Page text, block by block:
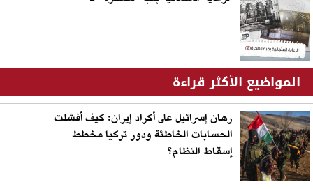
المواضيع الأكثر قراءة
رهان إسرائيل على أكراد إيران: كيف أفشلت
الحسابات الخاطئة ودور تركيا مخطط
إسقاط النظام؟